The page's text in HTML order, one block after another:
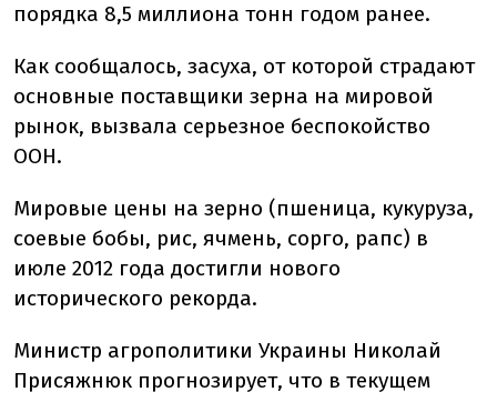
порядка 8,5 миллиона тонн годом ранее.
Как сообщалось, засуха, от которой страдают
основные поставщики зерна на мировой
рынок, вызвала серьезное беспокойство
ООН.
Мировые цены на зерно (пшеница, кукуруза,
соевые бобы, рис, ячмень, сорго, рапс) в
июле 2012 года достигли нового
исторического рекорда.
Министр агрополитики Украины Николай
Присяжнюк прогнозирует, что в текущем